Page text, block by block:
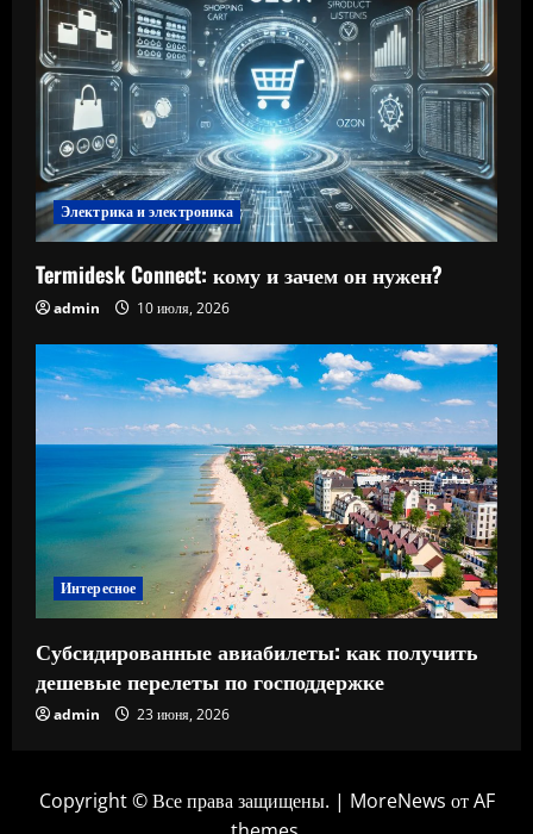
Электрика и электроника
Termidesk Connect: кому и зачем он нужен?
admin 10 июля, 2026
Интересное
Субсидированные авиабилеты: как получить
дешевые перелеты по господдержке
admin 23 июня, 2026
Copyright © Все права защищены. | MoreNews от AF